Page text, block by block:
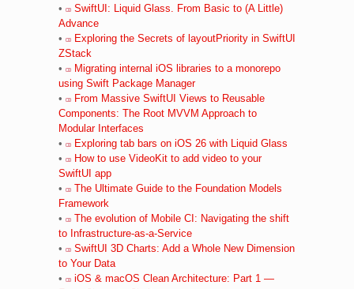
•
SwiftUI: Liquid Glass. From Basic to (A Little)
Advance
•
Exploring the Secrets of layoutPriority in SwiftUI
ZStack
•
Migrating internal iOS libraries to a monorepo
using Swift Package Manager
•
From Massive SwiftUI Views to Reusable
Components: The Root MVVM Approach to
Modular Interfaces
•
Exploring tab bars on iOS 26 with Liquid Glass
•
How to use VideoKit to add video to your
SwiftUI app
•
The Ultimate Guide to the Foundation Models
Framework
•
The evolution of Mobile CI: Navigating the shift
to Infrastructure-as-a-Service
•
SwiftUI 3D Charts: Add a Whole New Dimension
to Your Data
•
iOS & macOS Clean Architecture: Part 1 —